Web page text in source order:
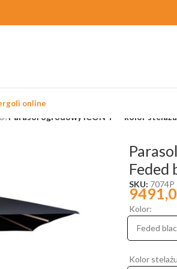
online
/Parasol ogrodowy ICON T¹ – kolor
Feded
SKU: 7074P
Kolor:
Kolor